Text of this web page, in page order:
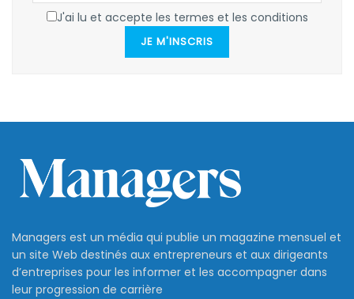
J'ai lu et accepte les termes et les conditions
JE M'INSCRIS
Managers est un média qui publie un magazine mensuel et
un site Web destinés aux entrepreneurs et aux dirigeants
d’entreprises pour les informer et les accompagner dans
leur progression de carrière